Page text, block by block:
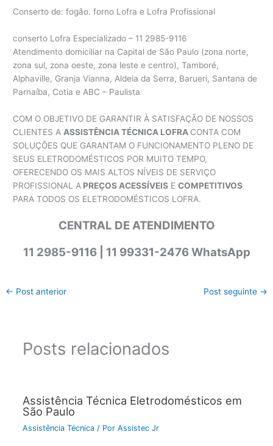
Conserto de: fogão. forno Lofra e Lofra Profissional
conserto Lofra Especializado – 11 2985-9116
Atendimento domiciliar na Capital de São Paulo (zona norte,
zona sul, zona oeste, zona leste e centro), Tamboré,
Alphaville, Granja Vianna, Aldeia da Serra, Barueri, Santana de
Parnaíba, Cotia e ABC – Paulista
COM O OBJETIVO DE GARANTIR À SATISFAÇÃO DE NOSSOS
CLIENTES A ASSISTÊNCIA TÉCNICA LOFRA CONTA COM
SOLUÇÕES QUE GARANTAM O FUNCIONAMENTO PLENO DE
SEUS ELETRODOMÉSTICOS POR MUITO TEMPO,
OFERECENDO OS MAIS ALTOS NÍVEIS DE SERVIÇO
PROFISSIONAL A PREÇOS ACESSÍVEIS ECOMPETITIVOS
PARA TODOS OS ELETRODOMÉSTICOS LOFRA.
CENTRAL DE ATENDIMENTO
11 2985-9116 | 11 99331-2476 WhatsApp
← Post anterior Post seguinte →
Posts relacionados
Assistência Técnica Eletrodomésticos em
São Paulo
Assistência Técnica/ Por Assistec Jr